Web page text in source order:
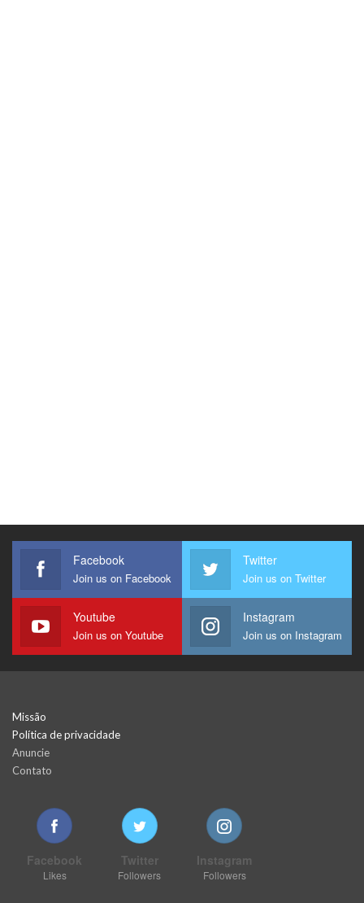
Facebook
Join us on Facebook
Twitter
Join us on Twitter
Youtube
Join us on Youtube
Instagram
Join us on Instagram
Missão
Política de privacidade
Anuncie
Contato
Facebook
Likes
Twitter
Followers
Instagram
Followers